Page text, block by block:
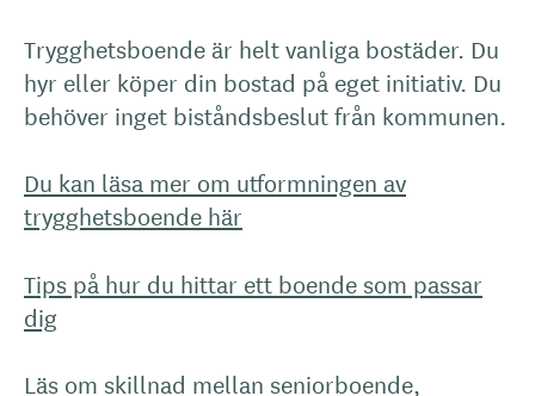
Trygghetsboende är helt vanliga bostäder. Du
hyr eller köper din bostad på eget initiativ. Du
behöver inget biståndsbeslut från kommunen.
Du kan läsa mer om utformningen av
trygghetsboende här
Tips på hur du hittar ett boende som passar
dig
Läs om skillnad mellan seniorboende,